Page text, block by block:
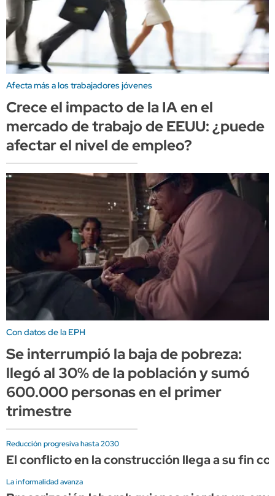
Afecta más a los trabajadores jóvenes
Crece el impacto de la IA en el
mercado de trabajo de EEUU: ¿puede
afectar el nivel de empleo?
Con datos de la EPH
Se interrumpió la baja de pobreza:
llegó al 30% de la población y sumó
600.000 personas en el primer
trimestre
Reducción progresiva hasta 2030
El conflicto en la construcción llega a su fin
La informalidad avanza